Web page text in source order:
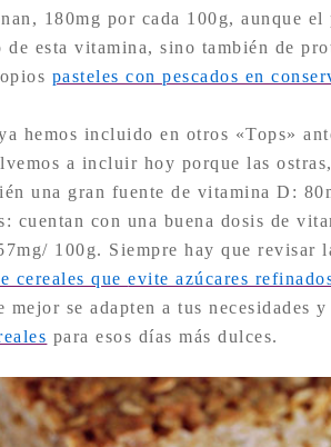
180mg por cada 100g, aunque
de esta vitamina, sino también de
pasteles con pescados en
hemos incluido en otros «Tops»
a incluir hoy porque las
una gran fuente de vitamina D:
cuentan con una buena dosis de
100g. Siempre hay que
cereales queevite azúcares
mejor se adapten a tus necesidades
para esos días más dulces.